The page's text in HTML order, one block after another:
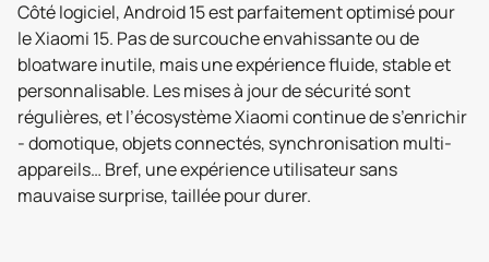
Côté logiciel, Android 15 est parfaitement optimisé pour
le Xiaomi 15. Pas de surcouche envahissante ou de
bloatware inutile, mais une expérience fluide, stable et
personnalisable. Les mises à jour de sécurité sont
régulières, et l’écosystème Xiaomi continue de s’enrichir
- domotique, objets connectés, synchronisation multi-
appareils… Bref, une expérience utilisateur sans
mauvaise surprise, taillée pour durer.